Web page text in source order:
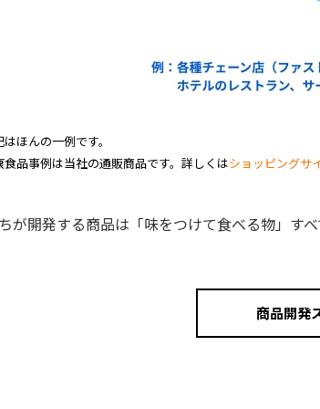
ほんの一例です。
品事例は当社の通販商品です。詳しくはショッピングサ
が開発する商品は「味をつけて食べる物」す
商品開発